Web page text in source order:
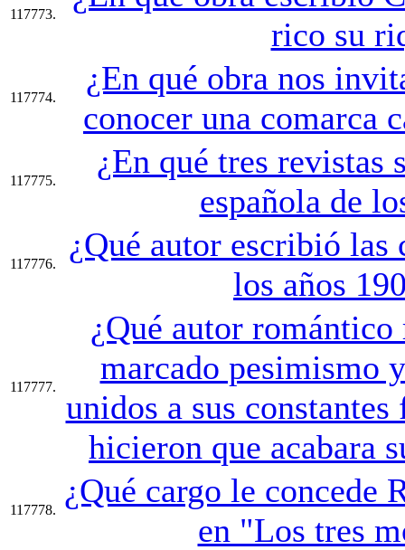
117773.
rico su
117774.
¿En qué obra nos
conocer una comarca
117775.
¿En qué tres revistas
española de
117776.
¿Qué autor escribió las
los años
117777.
¿Qué autor
marcado pesimismo
unidos a sus
hicieron que acabara
117778.
¿Qué cargo le concede
en "Los tres